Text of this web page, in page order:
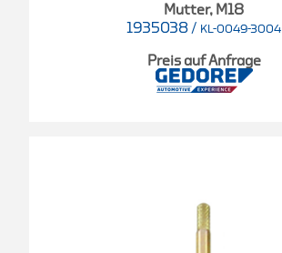
Mutter, M18
1935038 / KL-0049-3004
Preis auf Anfrage